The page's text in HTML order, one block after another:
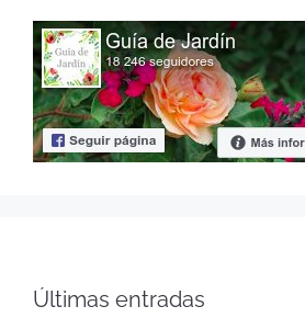
Últimas entradas